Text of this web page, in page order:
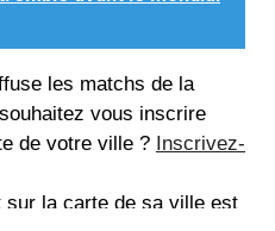
les matchs de la
vous inscrire
de votre ville ? Inscrivez-
sur la carte de sa ville est